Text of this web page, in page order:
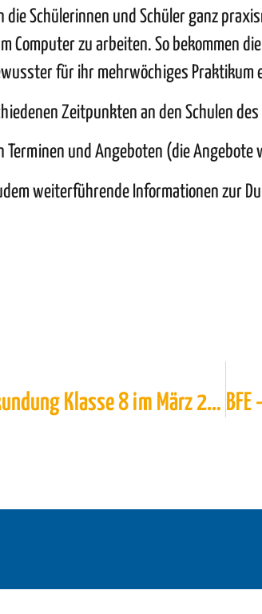
die Schülerinnen und Schüler ganz
Computer zu arbeiten. So bekommen
für ihr mehrwöchiges Praktikum
Zeitpunkten an den Schulen
Terminen und Angeboten (die
weiterführende Informationen zur
BFE – Berufsfelderkundung Klasse 8 im März 2024